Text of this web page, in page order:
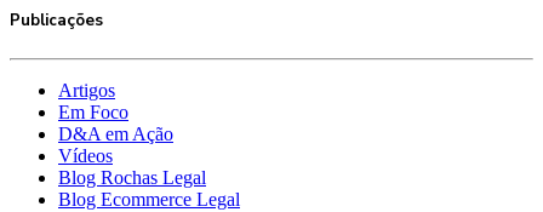
Publicações
Artigos
Em Foco
D&A em Ação
Vídeos
Blog Rochas Legal
Blog Ecommerce Legal